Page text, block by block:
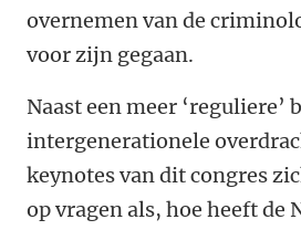
overnemen van de
voor zijn gegaan.
Naast een meer ‘reguliere’
intergenerationele
keynotes van dit congres
op vragen als, hoe heeft de